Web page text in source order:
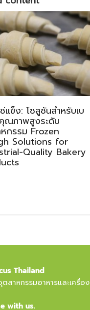
แข็ง: โซลูชันสำหรับเบ
ณภาพสูงระดับ
กรรม Frozen
Solutions for
Quality Bakery
Thailand
สาหกรรมอาหารและเครื่อง
with us.